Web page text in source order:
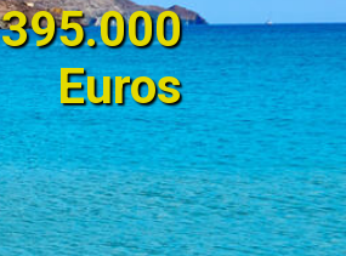
395.000
Euros